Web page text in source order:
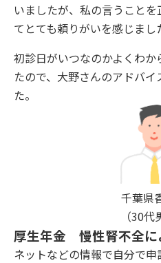
いましたが、私の言うこと
てとても頼りがいを感じまし
初診日がいつなのかよくわ
たので、大野さんのアドバ
た。
千葉県
（30代
厚生年金 慢性腎不全に
ネットなどの情報で自分で